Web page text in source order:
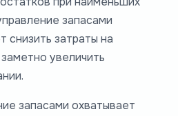
запасами
снизить затраты на
увеличить
запасами охватывает